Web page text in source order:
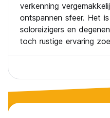
verkenning
ontspannen sfeer. Het
soloreizigers en
toch rustige ervaring